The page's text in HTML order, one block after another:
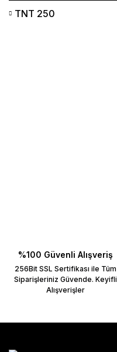
TNT 250
%100 Güvenli Alışveriş
256Bit SSL Sertifikası ile Tüm
Siparişleriniz Güvende. Keyifli
Alışverişler